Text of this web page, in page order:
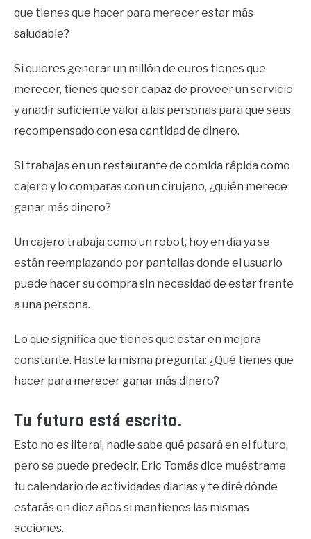
que tienes que hacer para merecer estar más
saludable?
Si quieres generar un millón de euros tienes que
merecer, tienes que ser capaz de proveer un servicio
y añadir suficiente valor a las personas para que seas
recompensado con esa cantidad de dinero.
Si trabajas en un restaurante de comida rápida como
cajero y lo comparas con un cirujano, ¿quién merece
ganar más dinero?
Un cajero trabaja como un robot, hoy en día ya se
están reemplazando por pantallas donde el usuario
puede hacer su compra sin necesidad de estar frente
a una persona.
Lo que significa que tienes que estar en mejora
constante. Haste la misma pregunta: ¿Qué tienes que
hacer para merecer ganar más dinero?
Tu futuro está escrito.
Esto no es literal, nadie sabe qué pasará en el futuro,
pero se puede predecir, Eric Tomás dice muéstrame
tu calendario de actividades diarias y te diré dónde
estarás en diez años si mantienes las mismas
acciones.